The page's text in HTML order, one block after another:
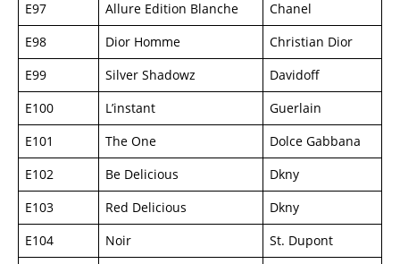
E97
Allure Edition Blanche
Chanel
E98
Dior Homme
Christian Dior
E99
Silver Shadowz
Davidoff
E100
L’instant
Guerlain
E101
The One
Dolce Gabbana
E102
Be Delicious
Dkny
E103
Red Delicious
Dkny
E104
Noir
St. Dupont